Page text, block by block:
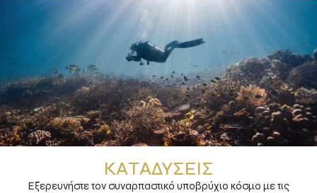
ΚΑΤΑΔΎΣΕΙΣ
Εξερευνήστε τον συναρπαστικό υποβρύχιο κόσμο με τις